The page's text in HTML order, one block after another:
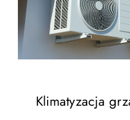
Klimatyzacja